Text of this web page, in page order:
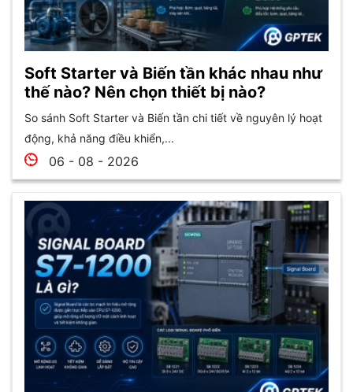
Soft Starter và Biến tần khác nhau như
thế nào? Nên chọn thiết bị nào?
So sánh Soft Starter và Biến tần chi tiết về nguyên lý hoạt
động, khả năng điều khiển,...
06 - 08 - 2026